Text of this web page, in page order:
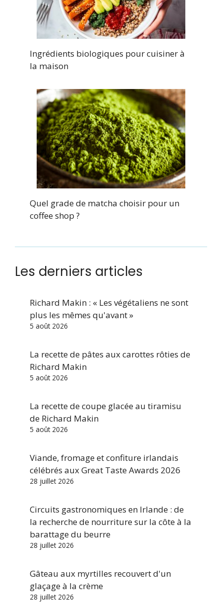
Ingrédients biologiques pour cuisiner à
la maison
Quel grade de matcha choisir pour un
coffee shop ?
Les derniers articles
Richard Makin : « Les végétaliens ne sont
plus les mêmes qu'avant »
5 août 2026
La recette de pâtes aux carottes rôties de
Richard Makin
5 août 2026
La recette de coupe glacée au tiramisu
de Richard Makin
5 août 2026
Viande, fromage et confiture irlandais
célébrés aux Great Taste Awards 2026
28 juillet 2026
Circuits gastronomiques en Irlande : de
la recherche de nourriture sur la côte à la
barattage du beurre
28 juillet 2026
Gâteau aux myrtilles recouvert d'un
glaçage à la crème
28 juillet 2026